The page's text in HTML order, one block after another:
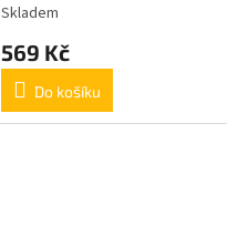
Skladem
569 Kč
Do košíku